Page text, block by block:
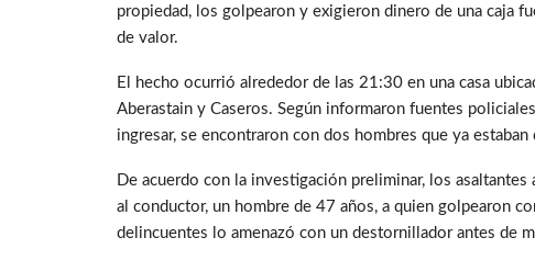
propiedad, los golpearon y exigieron dinero de una caja
de valor.
El hecho ocurrió alrededor de las 21:30 en una casa
Aberastain y Caseros. Según informaron fuentes
ingresar, se encontraron con dos hombres que ya
De acuerdo con la investigación preliminar, los
al conductor, un hombre de 47 años, a quien golpearon
delincuentes lo amenazó con un destornillador antes de